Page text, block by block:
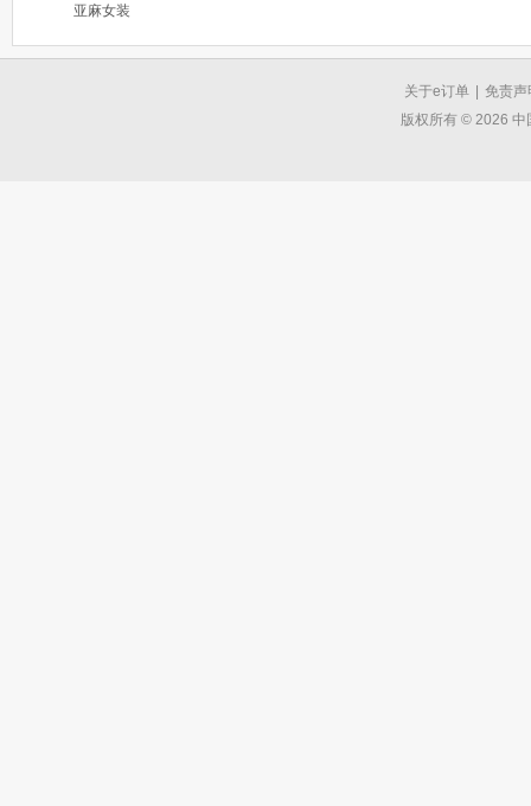
亚麻女装
关于e订单
免责声
版权所有 © 2026